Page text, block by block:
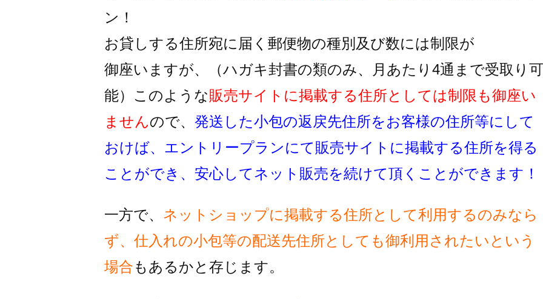
ン！
お貸しする住所宛に届く郵便物の種別及び数には制限が
御座いますが、
（ハガキ封書の類のみ、月あたり4通まで受取り可
能） このような販売サイトに掲載する住所としては制限も御座い
ませんので、 発送した小包の返戻先住所をお客様の住所等にして
おけば、 エントリープランにて販売サイトに掲載する住所を得る
ことができ、 安心してネット販売を続けて頂くことができます！
一方で、 ネットショップに掲載する住所として利用するのみなら
ず、 仕入れの小包等の配送先住所としても御利用されたいという
場合もあるかと存じます。